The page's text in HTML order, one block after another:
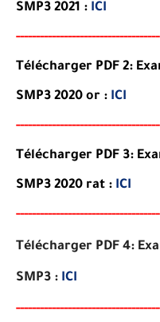
SMP3 2021 : ICI
-------------------------
Télécharger PDF 2:
SMP3 2020 or : ICI
-------------------------
Télécharger PDF 3:
SMP3 2020 rat : ICI
-------------------------
Télécharger PDF 4:
SMP3 : ICI
-------------------------